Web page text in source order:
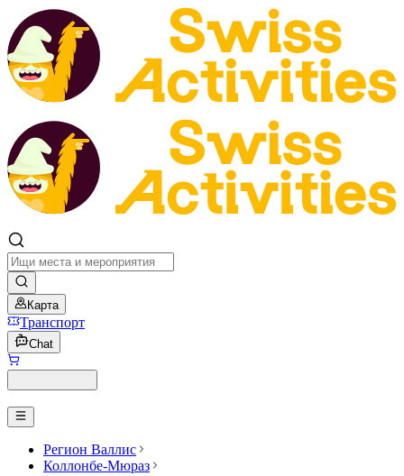
Карта
Транспорт
Chat
Регион Валлис
Коллонбе-Мюраз